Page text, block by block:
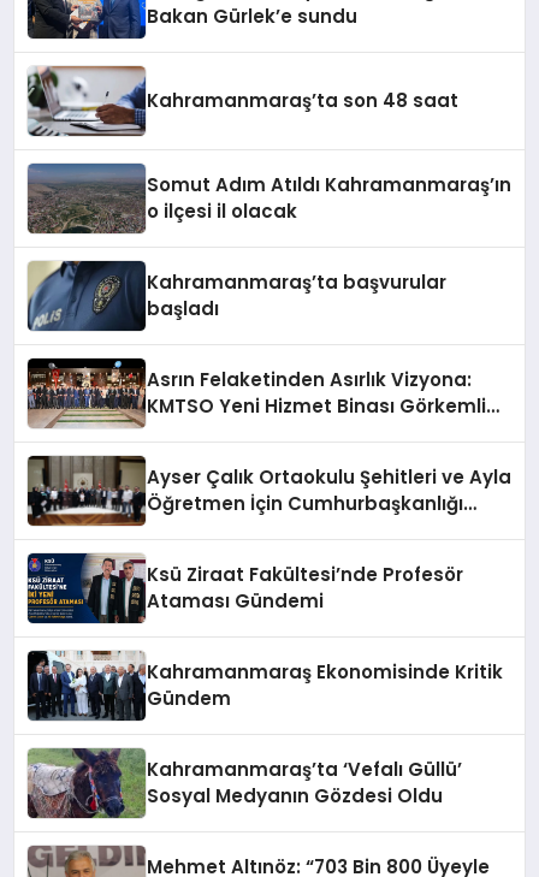
Bakan Gürlek’e sundu
Kahramanmaraş’ta son 48 saat
Somut Adım Atıldı Kahramanmaraş’ın
o ilçesi il olacak
Kahramanmaraş’ta başvurular
başladı
Asrın Felaketinden Asırlık Vizyona:
KMTSO Yeni Hizmet Binası Görkemli
Ayser Çalık Ortaokulu Şehitleri ve Ayla
Öğretmen İçin Cumhurbaşkanlığı
Ksü Ziraat Fakültesi’nde Profesör
Ataması Gündemi
Kahramanmaraş Ekonomisinde Kritik
Gündem
Kahramanmaraş’ta ‘Vefalı Güllü’
Sosyal Medyanın Gözdesi Oldu
Mehmet Altınöz: “703 Bin 800 Üyeyle